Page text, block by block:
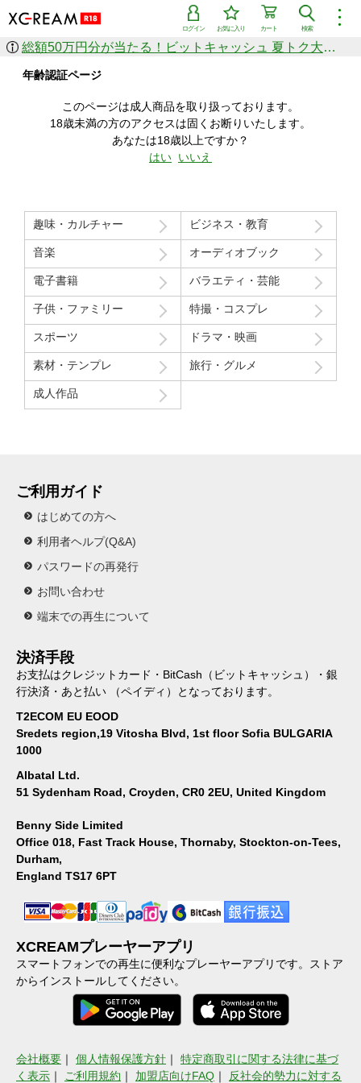
︙
検索
カート
お気に入り
ログイン
作品を探す
ジャンル
シリーズ
人気のセール中商品
新着セール中商品
すべての作品から探す
価格の安い順
価格の高い順
月間ランキング
年間ランキング
総額50万円分が当たる！ビットキャッシュ 夏トク大感謝祭
年齢認証ページ
このページは成人商品を取り扱っております。
18歳未満の方のアクセスは固くお断りいたします。
あなたは18歳以上ですか？
はい いいえ
趣味・カルチャー ビジネス・教育
音楽 オーディオブック
電子書籍 バラエティ・芸能
子供・ファミリー 特撮・コスプレ
スポーツ ドラマ・映画
素材・テンプレ 旅行・グルメ
成人作品
ご利用ガイド
はじめての方へ
利用者ヘルプ(Q&A)
パスワードの再発行
お問い合わせ
端末での再生について
決済手段
お支払はクレジットカード・BitCash（ビットキャッシュ）・銀
行決済・あと払い （ペイディ）となっております。
T2ECOM EU EOOD
Sredets region,19 Vitosha Blvd, 1st floor Sofia BULGARIA
1000
Albatal Ltd.
51 Sydenham Road, Croyden, CR0 2EU, United Kingdom
Benny Side Limited
Office 018, Fast Track House, Thornaby, Stockton-on-Tees,
Durham,
England TS17 6PT
XCREAMプレーヤーアプリ
スマートフォンでの再生に便利なプレーヤーアプリです。ストア
からインストールしてください。
会社概要 ｜ 個人情報保護方針 ｜ 特定商取引に関する法律に基づ
く表示 ｜ ご利用規約 ｜ 加盟店向けFAQ ｜ 反社会的勢力に対する